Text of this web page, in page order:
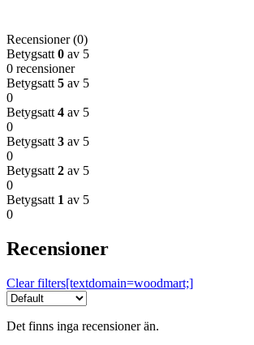
Recensioner (0)
Betygsatt 0 av 5
0 recensioner
Betygsatt 5 av 5
0
Betygsatt 4 av 5
0
Betygsatt 3 av 5
0
Betygsatt 2 av 5
0
Betygsatt 1 av 5
0
Recensioner
Clear filters[textdomain=woodmart;]
Det finns inga recensioner än.